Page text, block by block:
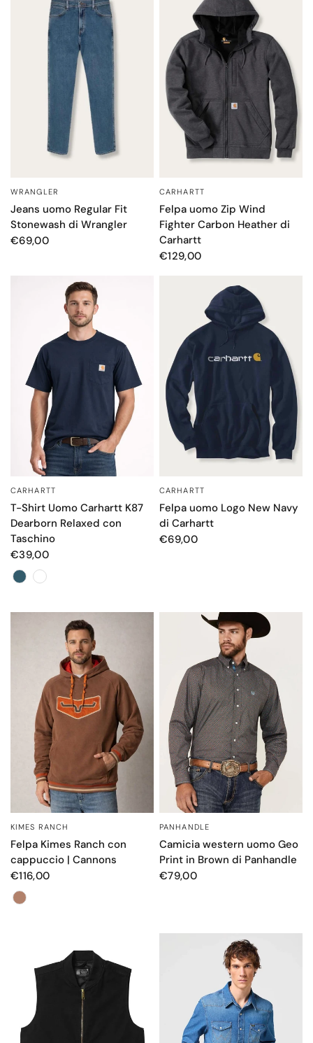
OCCHIATA VELOCE
WRANGLER
Jeans uomo Regular Fit
Stonewash di Wrangler
€69,00
OCCHIATA VELOCE
CARHARTT
Felpa uomo Zip Wind
Fighter Carbon Heather di
Carhartt
€129,00
OCCHIATA VELOCE
CARHARTT
T-Shirt Uomo Carhartt K87
Dearborn Relaxed con
Taschino
€39,00
Color
OCCHIATA VELOCE
CARHARTT
Felpa uomo Logo New Navy
di Carhartt
€69,00
OCCHIATA VELOCE
KIMES RANCH
Felpa Kimes Ranch con
cappuccio | Cannons
€116,00
Colore
OCCHIATA VELOCE
PANHANDLE
Camicia western uomo Geo
Print in Brown di Panhandle
€79,00